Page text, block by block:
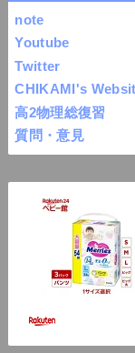
note
Youtube
Twitter
CHIKAMI's
高2物理総復習
質問・意見